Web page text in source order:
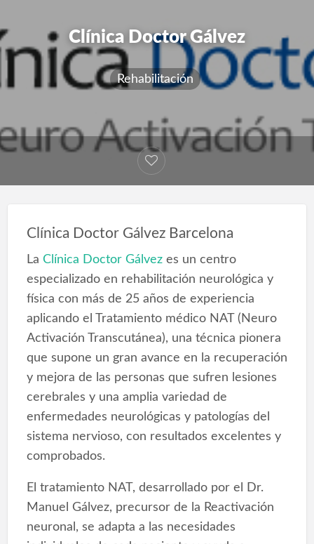
Clínica Doctor Gálvez
Rehabilitación
Clínica Doctor Gálvez Barcelona
La Clínica Doctor Gálvezes un centro
especializado en rehabilitación neurológica y
física con más de 25 años de experiencia
aplicando el Tratamiento médico NAT (Neuro
Activación Transcutánea), una técnica pionera
que supone un gran avance en la recuperación
y mejora de las personas que sufren lesiones
cerebrales y una amplia variedad de
enfermedades neurológicas y patologías del
sistema nervioso, con resultados excelentes y
comprobados.
El tratamiento NAT, desarrollado por el Dr.
Manuel Gálvez, precursor de la Reactivación
neuronal, se adapta a las necesidades